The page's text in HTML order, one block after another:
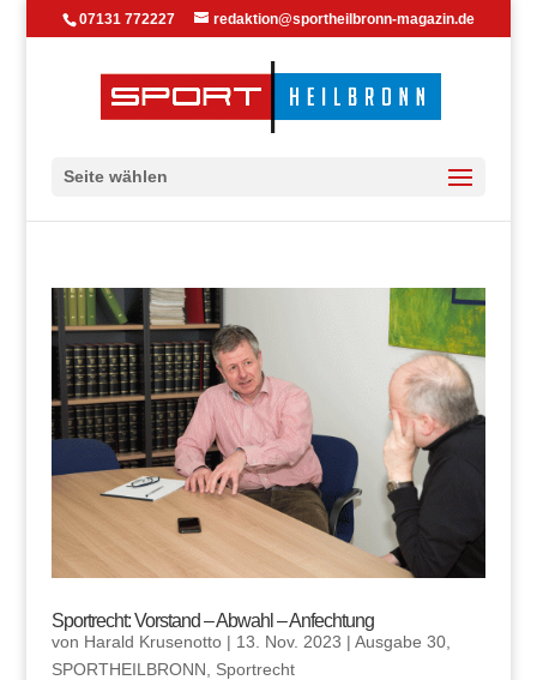
07131 772227 redaktion@sportheilbronn-magazin.de
Seite wählen
Sportrecht: Vorstand – Abwahl – Anfechtung
von Harald Krusenotto| 13. Nov. 2023 | Ausgabe 30,
SPORTHEILBRONN
Sportrecht